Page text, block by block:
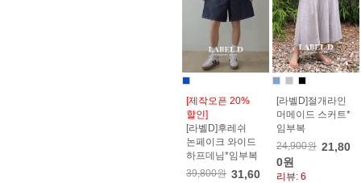
[제작오픈 20%
할인]
[라벨D]후레쉬
논페이크 와이드
하프데님*임부복
39,800원 31,60
[라벨D]절개라인
머메이드 스커트*
임부복
24,900원 21,80
0원
리뷰: 6